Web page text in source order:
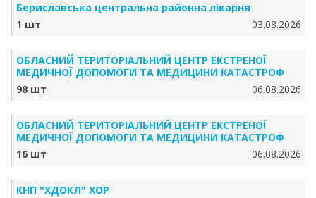
Бериславська центральна районна лікарня
1 шт
03.08.2026
ОБЛАСНИЙ ТЕРИТОРІАЛЬНИЙ ЦЕНТР ЕКСТРЕНОЇ
МЕДИЧНОЇ ДОПОМОГИ ТА МЕДИЦИНИ КАТАСТРОФ
98 шт
06.08.2026
ОБЛАСНИЙ ТЕРИТОРІАЛЬНИЙ ЦЕНТР ЕКСТРЕНОЇ
МЕДИЧНОЇ ДОПОМОГИ ТА МЕДИЦИНИ КАТАСТРОФ
16 шт
06.08.2026
КНП "ХДОКЛ" ХОР